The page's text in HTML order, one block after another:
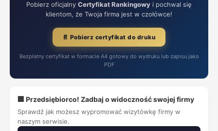
Pobierz oficjalny Certyfikat Rankingowy i pochwal się
klientom, że Twoja firma jest w czołówce!
📄 Pobierz certyfikat do druku
Bezpłatny certyfikat w formacie A4 gotowy do wydruku lub zapisu jako
PDF
🏢 Przedsiębiorco! Zadbaj o widoczność swojej firmy
Sprawdź jak możesz wypromować wizytówkę firmy w
naszym serwisie.